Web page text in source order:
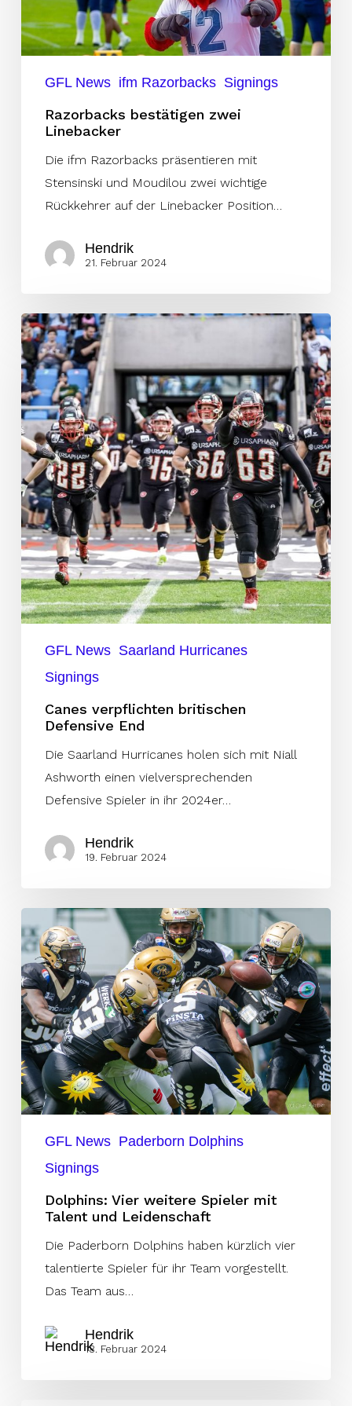
GFL News ifm Razorbacks Signings
Razorbacks bestätigen zwei
Linebacker
Die ifm Razorbacks präsentieren mit
Stensinski und Moudilou zwei wichtige
Rückkehrer auf der Linebacker Position…
Hendrik
21. Februar 2024
Canes
verpflichten
britischen
Defensive
End
GFL News Saarland Hurricanes
Signings
Canes verpflichten britischen
Defensive End
Die Saarland Hurricanes holen sich mit Niall
Ashworth einen vielversprechenden
Defensive Spieler in ihr 2024er…
Hendrik
19. Februar 2024
Dolphins:
Vier
weitere
Spieler
mit
Talent
und
Leidenschaft
GFL News Paderborn Dolphins
Signings
Dolphins: Vier weitere Spieler mit
Talent und Leidenschaft
Die Paderborn Dolphins haben kürzlich vier
talentierte Spieler für ihr Team vorgestellt.
Das Team aus…
Hendrik
18. Februar 2024